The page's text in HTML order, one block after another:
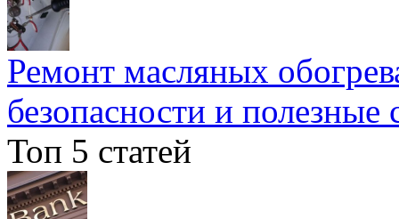
Ремонт масляных
безопасности и полезные
Топ 5 статей